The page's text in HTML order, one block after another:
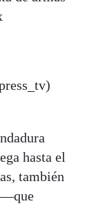
hasta el
también
—que